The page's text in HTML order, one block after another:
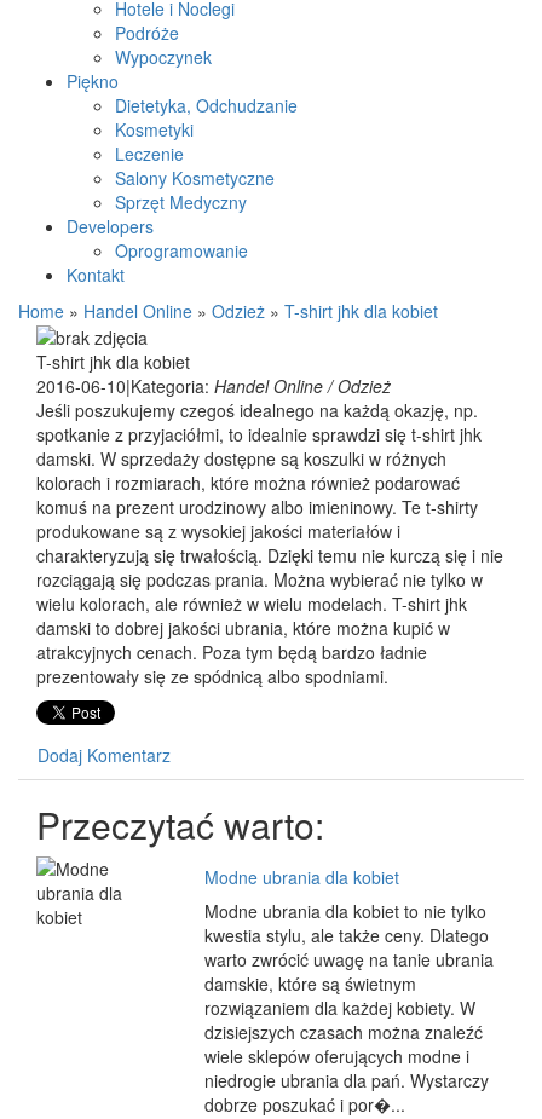
Hotele i Noclegi
Podróże
Wypoczynek
Piękno
Dietetyka, Odchudzanie
Kosmetyki
Leczenie
Salony Kosmetyczne
Sprzęt Medyczny
Developers
Oprogramowanie
Kontakt
Home » Handel Online » Odzież » T-shirt jhk dla kobiet
T-shirt jhk dla kobiet
2016-06-10|Kategoria: Handel Online / Odzież
Jeśli poszukujemy czegoś idealnego na każdą okazję, np.
spotkanie z przyjaciółmi, to idealnie sprawdzi się t-shirt jhk
damski. W sprzedaży dostępne są koszulki w różnych
kolorach i rozmiarach, które można również podarować
komuś na prezent urodzinowy albo imieninowy. Te t-shirty
produkowane są z wysokiej jakości materiałów i
charakteryzują się trwałością. Dzięki temu nie kurczą się i nie
rozciągają się podczas prania. Można wybierać nie tylko w
wielu kolorach, ale również w wielu modelach. T-shirt jhk
damski to dobrej jakości ubrania, które można kupić w
atrakcyjnych cenach. Poza tym będą bardzo ładnie
prezentowały się ze spódnicą albo spodniami.
Dodaj Komentarz
Przeczytać warto:
Modne ubrania dla kobiet
Modne ubrania dla kobiet to nie tylko
kwestia stylu, ale także ceny. Dlatego
warto zwrócić uwagę na tanie ubrania
damskie, które są świetnym
rozwiązaniem dla każdej kobiety. W
dzisiejszych czasach można znaleźć
wiele sklepów oferujących modne i
niedrogie ubrania dla pań. Wystarczy
dobrze poszukać i por�...